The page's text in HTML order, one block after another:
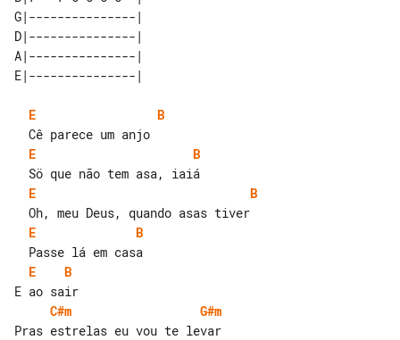
G|---------------|
D|---------------|
A|---------------|
E
B
E
B
E
B
E
B
E
B
C#m
G#m